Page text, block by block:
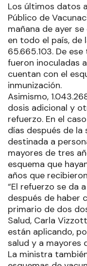
Los últimos datos
Público de
mañana de ayer
en todo el país, de
65.665.103. De
fueron inoculadas
cuentan con el
inmunización.
Asimismo,
dosis adicional y
refuerzo. En el
días después de
destinada a
mayores de tres
esquema que
años que
“El refuerzo se da
después de haber
primario de dos
Salud, Carla
están aplicando,
salud y a mayores
La ministra